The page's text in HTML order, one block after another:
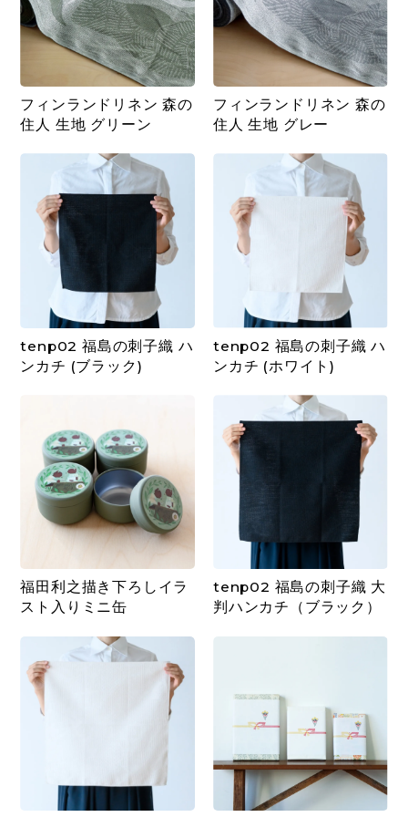
フィンランドリネン 森の
住人 生地 グリーン
フィンランドリネン 森の
住人 生地 グレー
tenp02 福島の刺子織 ハ
ンカチ (ブラック)
tenp02 福島の刺子織 ハ
ンカチ (ホワイト)
福田利之描き下ろしイラ
スト入りミニ缶
tenp02 福島の刺子織 大
判ハンカチ（ブラック）